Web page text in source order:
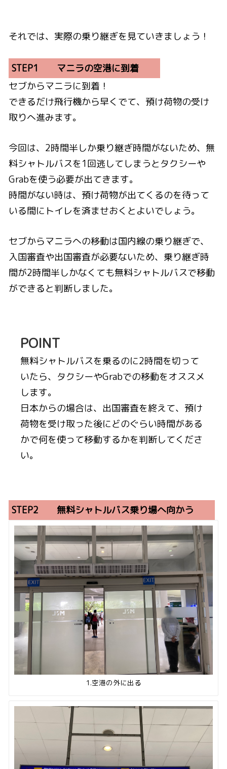
それでは、実際の乗り継ぎを見ていきましょう！
STEP1 マニラの空港に到着
セブからマニラに到着！
できるだけ飛行機から早くでて、預け荷物の受け
取りへ進みます。
今回は、2時間半しか乗り継ぎ時間がないため、無
料シャトルバスを1回逃してしまうとタクシーや
Grabを使う必要が出てきます。
時間がない時は、預け荷物が出てくるのを待って
いる間にトイレを済ませおくとよいでしょう。
セブからマニラへの移動は国内線の乗り継ぎで、
入国審査や出国審査が必要ないため、乗り継ぎ時
間が2時間半しかなくても無料シャトルバスで移動
ができると判断しました。
POINT
無料シャトルバスを乗るのに2時間を切って
いたら、タクシーやGrabでの移動をオススメ
します。
日本からの場合は、出国審査を終えて、預け
荷物を受け取った後にどのぐらい時間がある
かで何を使って移動するかを判断してくださ
い。
STEP2 無料シャトルバス乗り場へ向かう
1.空港の外に出る